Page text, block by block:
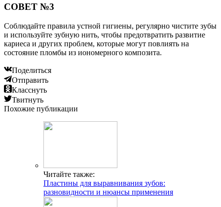
СОВЕТ №3
Соблюдайте правила устной гигиены, регулярно чистите зубы
и используйте зубную нить, чтобы предотвратить развитие
кариеса и других проблем, которые могут повлиять на
состояние пломбы из иономерного композита.
Поделиться
Отправить
Класснуть
Твитнуть
Похожие публикации
Читайте также:
Пластины для выравнивания зубов:
разновидности и нюансы применения